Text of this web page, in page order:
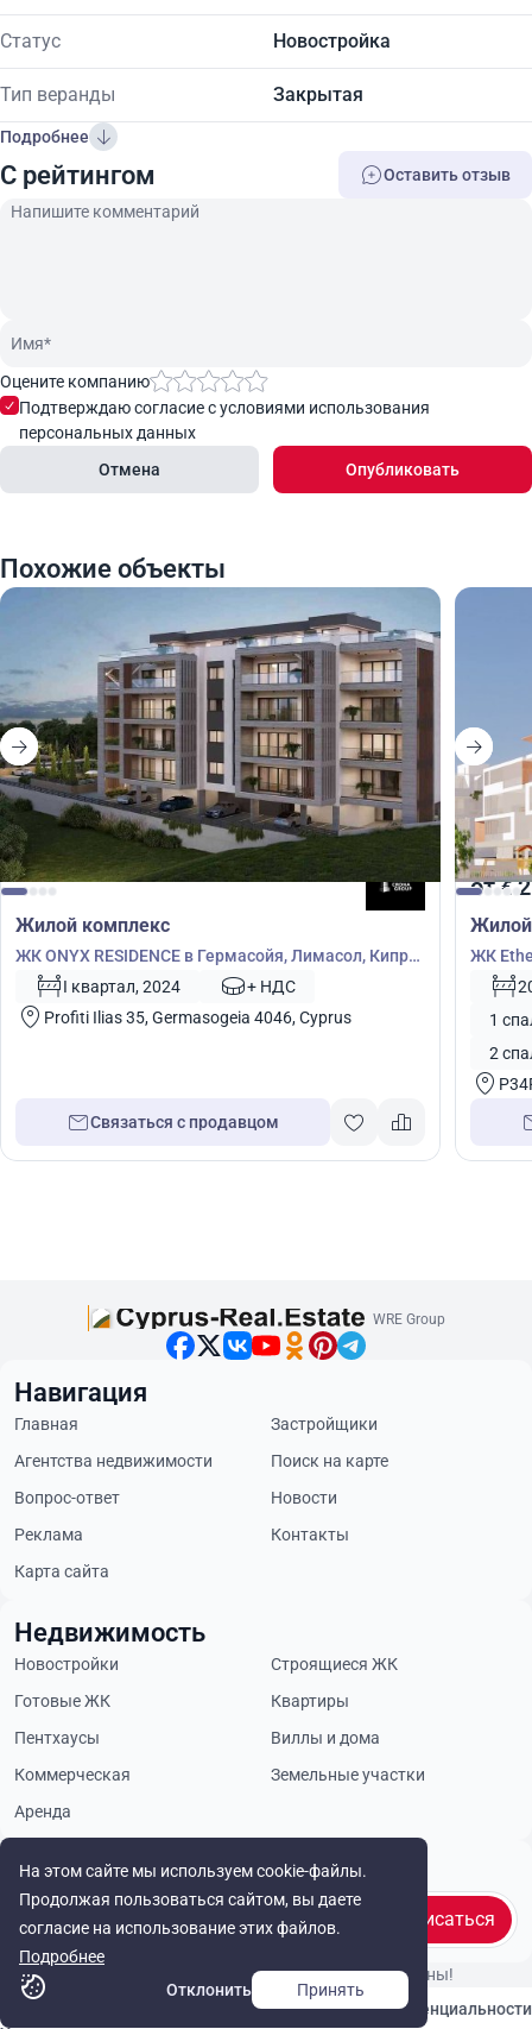
Статус Новостройка
Тип веранды Закрытая
Подробнее
C рейтингом Оставить отзыв
Оцените компанию
Подтверждаю согласие с условиями использования
персональных данных
Отмена
Опубликовать
Похожие объекты
Жилой комплекс
ЖК ONYX RESIDENCE в Гермасойя, Лимасол, Кипр
№ 7235I квартал, 2024
+ НДС
Profiti Ilias 35, Germasogeia 4046, Cyprus
Связаться с продавцом
от€
ЖК
1
2
На этом сайте мы используем cookie-файлы.
Продолжая пользоваться сайтом, вы даете
согласие на использование этих файлов.
Подробнее
Отклонить
Принять
WRE Group
Будьте в курсе
Подписаться
Навигация
Главная
Застройщики
Агентства недвижимости
Поиск на карте
Вопрос-ответ
Новости
Реклама
Контакты
Карта сайта
Недвижимость
Новостройки
Строящиеся ЖК
Готовые ЖК
Квартиры
Пентхаусы
Виллы и дома
Коммерческая
Земельные участки
Аренда
© Cyprus Realestate 2026. Все права защищены!
Политика конфиденциальности